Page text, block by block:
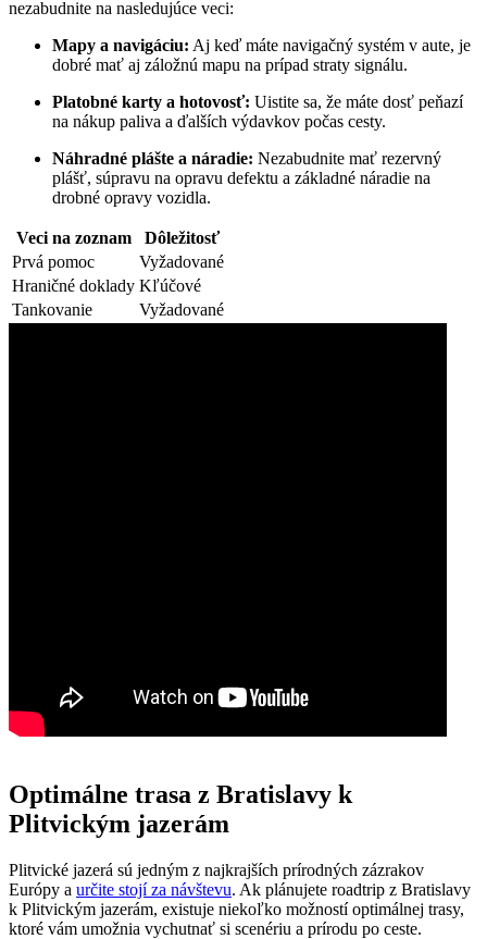
nezabudnite na nasledujúce veci:
Mapy a navigáciu: Aj keď máte navigačný systém v aute, je
dobré mať aj záložnú mapu na prípad straty signálu.
Platobné karty a hotovosť: Uistite sa, že máte dosť peňazí
na nákup paliva a ďalších výdavkov počas cesty.
Náhradné plášte a náradie: Nezabudnite mať rezervný
plášť, súpravu na opravu defektu a základné náradie na
drobné opravy vozidla.
Veci na zoznam
Dôležitosť
Prvá pomoc
Vyžadované
Hraničné doklady Kľúčové
Tankovanie
Vyžadované
Optimálne trasa z Bratislavy k
Plitvickým jazerám
Plitvické jazerá sú jedným z najkrajších prírodných zázrakov
Európy a určite stojí za návštevu. Ak plánujete roadtrip z Bratislavy
k Plitvickým jazerám, existuje niekoľko možností optimálnej trasy,
ktoré vám umožnia vychutnať si scenériu a prírodu po ceste.